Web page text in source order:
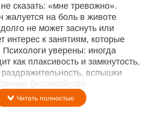
сказать: «мне тревожно».
жалуется на боль в животе
не может заснуть или
интерес к занятиям, которые
уверены: иногда
как плаксивость и замкнутость,
вспышки
беспокойство.
Читать полностью